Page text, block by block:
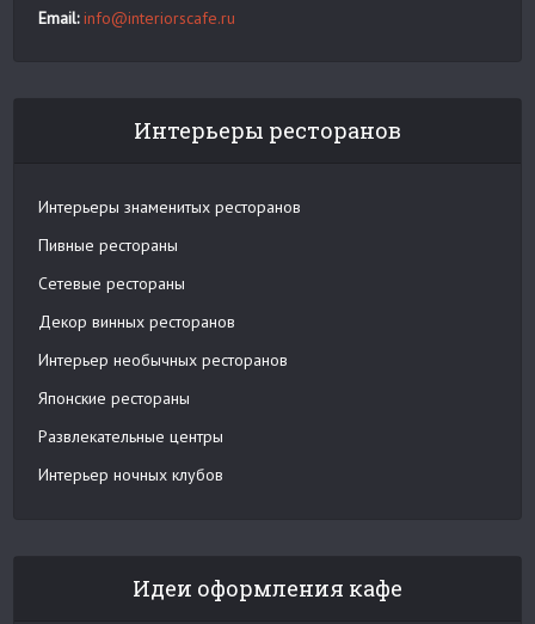
Email: info@interiorscafe.ru
Интерьеры ресторанов
Интерьеры знаменитых ресторанов
Пивные рестораны
Сетевые рестораны
Декор винных ресторанов
Интерьер необычных ресторанов
Японские рестораны
Развлекательные центры
Интерьер ночных клубов
Идеи оформления кафе